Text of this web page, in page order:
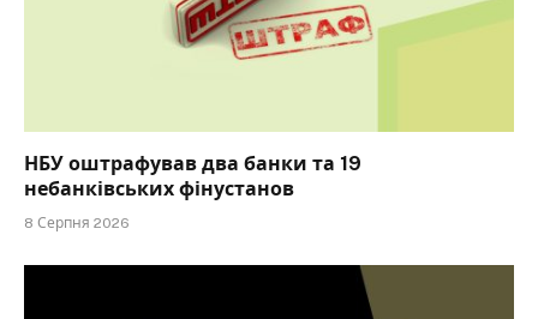
НБУ оштрафував два банки та 19
небанківських фінустанов
8 Серпня 2026